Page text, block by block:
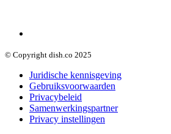
© Copyright dish.co 2025
Juridische kennisgeving
Gebruiksvoorwaarden
Privacybeleid
Samenwerkingspartner
Privacy instellingen